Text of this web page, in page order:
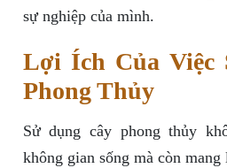
sự nghiệp của mình.
Lợi Ích Của Việc
Phong Thủy
Sử dụng cây phong thủy
không gian sống mà còn